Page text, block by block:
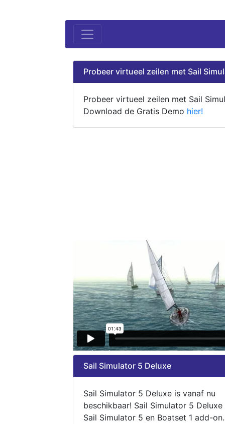
Probeer virtueel zeilen met Sail
Probeer virtueel zeilen met Sail
Download de Gratis Demo hier!
Sail Simulator 5 Deluxe
Sail Simulator 5 Deluxe is vanaf nu
beschikbaar! Sail Simulator 5
Sail Simulator 5 en Boatset 1 add-on.